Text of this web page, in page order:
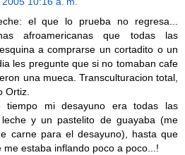
el que lo prueba no regresa...
afroamericanas que todas las
a comprarse un cortadito o un
les pregunte que si no tomaban cafe
una mueca. Transculturacion total,
Ortiz.
tiempo mi desayuno era todas las
y un pastelito de guayaba (me
carne para el desayuno), hasta que
me estaba inflando poco a poco...!